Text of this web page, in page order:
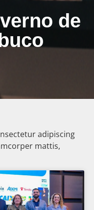
de
adipiscing
mattis,